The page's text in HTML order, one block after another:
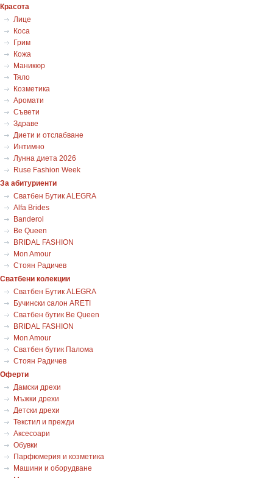
Красота
Лице
Коса
Грим
Кожа
Маникюр
Тяло
Козметика
Аромати
Съвети
Здраве
Диети и отслабване
Интимно
Лунна диета 2026
Ruse Fashion Week
За абитуриенти
Сватбен Бутик ALEGRA
Alfa Brides
Banderol
Be Queen
BRIDAL FASHION
Mon Amour
Стоян Радичев
Сватбени колекции
Сватбен Бутик ALEGRA
Бучински салон ARETI
Сватбен бутик Be Queen
BRIDAL FASHION
Mon Amour
Сватбен бутик Палома
Стоян Радичев
Оферти
Дамски дрехи
Мъжки дрехи
Детски дрехи
Текстил и прежди
Аксесоари
Обувки
Парфюмерия и козметика
Машини и оборудване